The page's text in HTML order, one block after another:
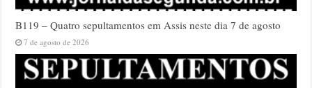
B119 – Quatro sepultamentos em Assis neste dia 7 de agosto
7 de agosto de 2026